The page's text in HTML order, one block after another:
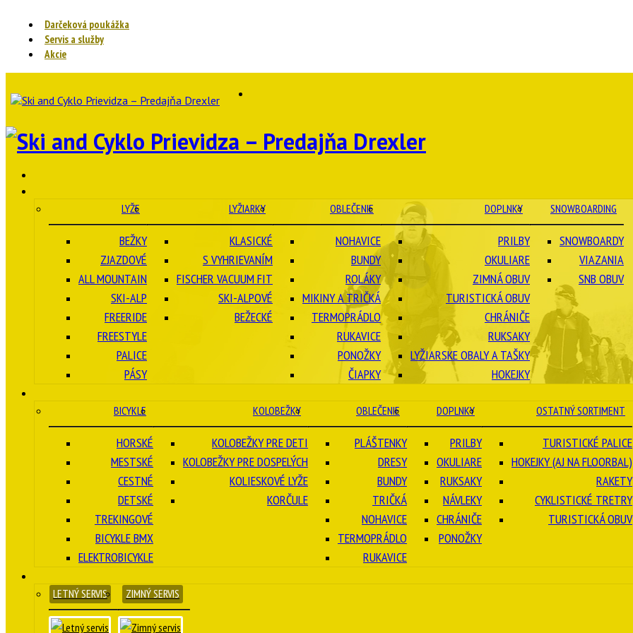
Darčeková poukážka
Servis a služby
Akcie
LYŽE
BEŽKY
ZJAZDOVÉ
ALL MOUNTAIN
SKI-ALP
FREERIDE
FREESTYLE
PALICE
PÁSY
LYŽIARKY
KLASICKÉ
S VYHRIEVANÍM
FISCHER VACUUM FIT
SKI-ALPOVÉ
BEŽECKÉ
OBLEČENIE
NOHAVICE
BUNDY
ROLÁKY
MIKINY A TRIČKÁ
TERMOPRÁDLO
RUKAVICE
PONOŽKY
ČIAPKY
DOPLNKY
PRILBY
OKULIARE
ZIMNÁ OBUV
TURISTICKÁ OBUV
CHRÁNIČE
RUKSAKY
LYŽIARSKE OBALY A TAŠKY
HOKEJKY
SNOWBOARDING
SNOWBOARDY
VIAZANIA
SNB OBUV
BICYKLE
HORSKÉ
MESTSKÉ
CESTNÉ
DETSKÉ
TREKINGOVÉ
BICYKLE BMX
ELEKTROBICYKLE
KOLOBEŽKY
KOLOBEŽKY PRE DETI
KOLOBEŽKY PRE DOSPELÝCH
KOLIESKOVÉ LYŽE
KORČULE
OBLEČENIE
PLÁŠTENKY
DRESY
BUNDY
TRIČKÁ
NOHAVICE
TERMOPRÁDLO
RUKAVICE
DOPLNKY
PRILBY
OKULIARE
RUKSAKY
NÁVLEKY
CHRÁNIČE
PONOŽKY
OSTATNÝ SORTIMENT
TURISTICKÉ PALICE
HOKEJKY (AJ NA FLOORBAL)
RAKETY
CYKLISTICKÉ TRETRY
TURISTICKÁ OBUV
LETNÝ SERVIS ZIMNÝ SERVIS